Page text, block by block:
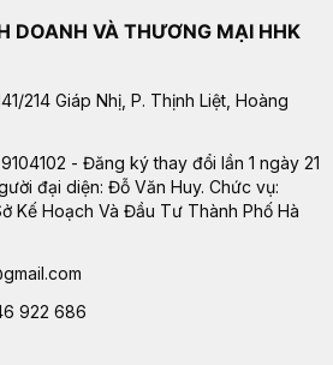
DOANH VÀ THƯƠNG MẠI HHK
214 Giáp Nhị, P. Thịnh Liệt, Hoàng
- Đăng ký thay đổi lần 1 ngày 21
đại diện: Đỗ Văn Huy. Chức vụ:
Kế Hoạch Và Đầu Tư Thành Phố Hà
922 686